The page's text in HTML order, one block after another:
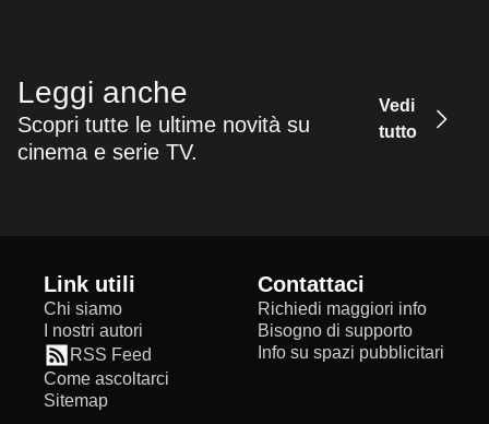
Leggi anche
Scopri tutte le ultime novità su
cinema e serie TV.
Vedi
tutto
Link utili
Chi siamo
I nostri autori
RSS Feed
Come ascoltarci
Sitemap
Contattaci
Richiedi maggiori info
Bisogno di supporto
Info su spazi pubblicitari